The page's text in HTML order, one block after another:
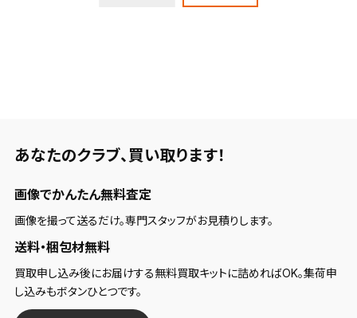
あなたのクラブ、 買い取ります！
画像でかんたん無料査定
画像を撮って送るだけ。専門スタッフがお見積りします。
送料・梱包材無料
買取申し込み後にお届けする無料買取キットに詰めればOK。集荷申
し込みもボタンひとつです。